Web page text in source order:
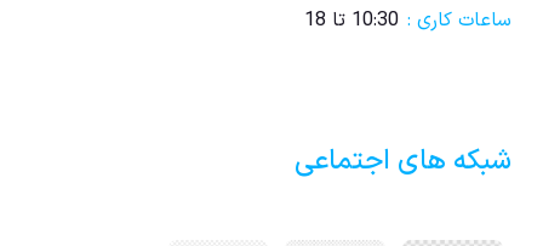
ساعات کاری : 10:30 تا 18
شبکه های اجتماعی